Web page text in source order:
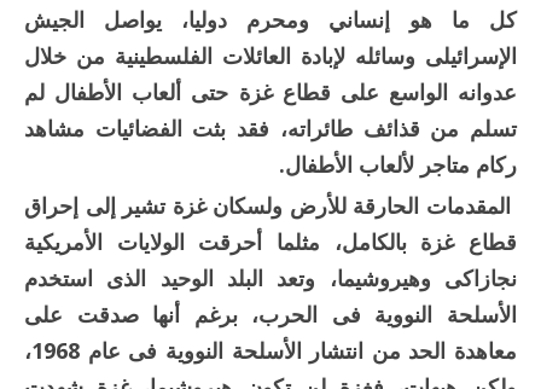
كل ما هو إنساني ومحرم دوليا، يواصل الجيش
الإسرائيلى وسائله لإبادة العائلات الفلسطينية من خلال
عدوانه الواسع على قطاع غزة حتى ألعاب الأطفال لم
تسلم من قذائف طائراته، فقد بثت الفضائيات مشاهد
ركام متاجر لألعاب الأطفال.
المقدمات الحارقة للأرض ولسكان غزة تشير إلى إحراق
قطاع غزة بالكامل، مثلما أحرقت الولايات الأمريكية
نجازاكى وهيروشيما، وتعد البلد الوحيد الذى استخدم
الأسلحة النووية فى الحرب، برغم أنها صدقت على
معاهدة الحد من انتشار الأسلحة النووية فى عام 1968،